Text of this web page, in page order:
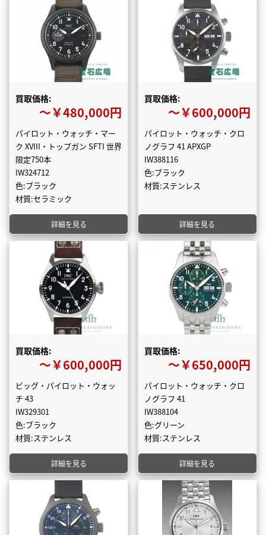
買取価格:
〜￥480,000円
パイロット・ウォッチ・マー
ク XVIII・トップガン SFTI 世界
限定750本
IW324712
色:ブラック
材質:セラミック
詳細を見る
買取価格:
〜￥600,000円
パイロット・ウォッチ・クロ
ノグラフ 41 APXGP
IW388116
色:ブラック
材質:ステンレス
詳細を見る
買取価格:
〜￥600,000円
ビッグ・パイロット・ウォッ
チ 43
IW329301
色:ブラック
材質:ステンレス
詳細を見る
買取価格:
〜￥650,000円
パイロット・ウォッチ・クロ
ノグラフ 41
IW388104
色:グリーン
材質:ステンレス
詳細を見る